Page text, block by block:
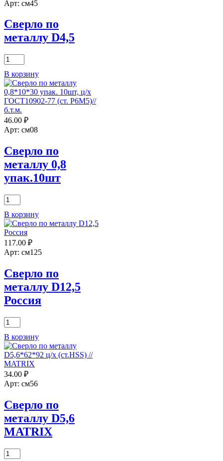
D13,6
Арт: см45
Сверло по
металлу D4,5
Количество
товара
Сверло
по
металлу
D4,5
В корзину
46.00 ₽
Арт: см08
Сверло по
металлу 0,8
упак.10шт
Количество
товара
Сверло
по
металлу
0,8
упак.10шт
В корзину
117.00 ₽
Арт: см125
Сверло по
металлу D12,5
Россия
Количество
товара
Сверло
по
металлу
D12,5
Россия
В корзину
34.00 ₽
Арт: см56
Сверло по
металлу D5,6
MATRIX
Количество